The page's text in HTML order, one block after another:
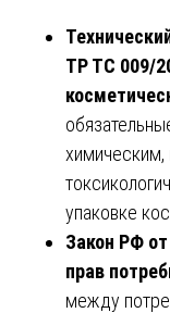
ТР ТС 009/
химическим,
упаковке
Закон РФ
прав
между